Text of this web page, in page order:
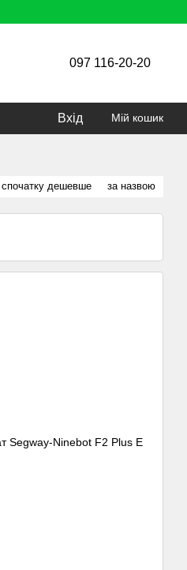
097 116-20-20
Вхід Мій кошик
спочатку дешевше за назвою